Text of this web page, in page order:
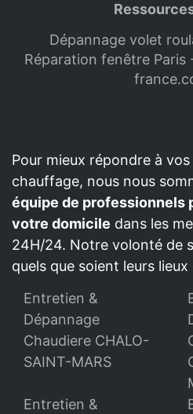
Dépannage volet
Réparation fenêtre Paris
Pour mieux répondre à
chauffage, nous nous
équipe de professionnels
votre domicile dans les
24H/24. Notre volonté de
quels que soient leurs
Entretien &
Dépannage
Chaudiere CHALO-
SAINT-MARS
Entretien &